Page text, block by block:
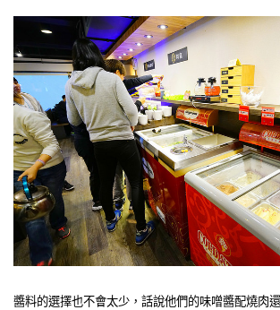
醬料的選擇也不會太少，話說他們的味噌醬配燒肉